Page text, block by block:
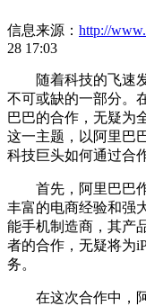
信息来源： http://
28 17:03
随着科技的飞速发
不可或缺的一部分。
巴巴的合作，无疑为
这一主题，以阿里巴
科技巨头如何通过合
首先，阿里巴巴作
丰富的电商经验和强
能手机制造商，其产
者的合作，无疑将为
务。
在这次合作中，阿